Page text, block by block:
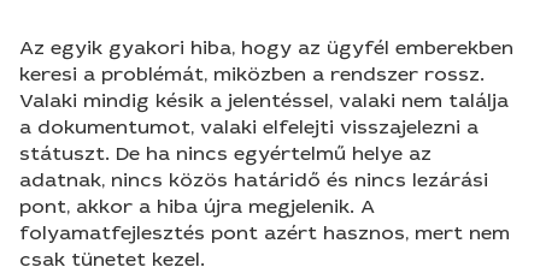
Az egyik gyakori hiba, hogy az ügyfél emberekben
keresi a problémát, miközben a rendszer rossz.
Valaki mindig késik a jelentéssel, valaki nem találja
a dokumentumot, valaki elfelejti visszajelezni a
státuszt. De ha nincs egyértelmű helye az
adatnak, nincs közös határidő és nincs lezárási
pont, akkor a hiba újra megjelenik. A
folyamatfejlesztés pont azért hasznos, mert nem
csak tünetet kezel.